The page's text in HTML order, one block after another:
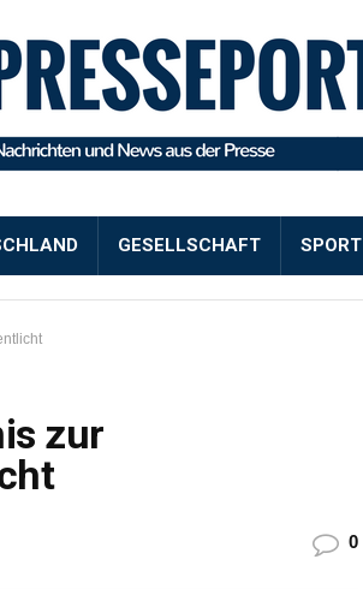
GESELLSCHAFT SPORT
zur
0